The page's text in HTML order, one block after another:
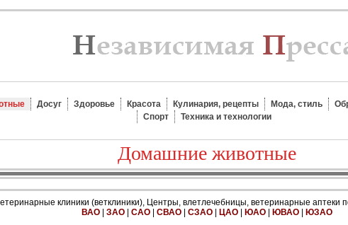
Досуг Здоровье Красота Кулинария, рецепты Мода, стиль
Спорт
Техника и технологии
Домашние животные
клиники (ветклиники), Центры, влетлечебницы, ветеринарные аптеки
ВАО
ЗАО САО СВАО СЗАО ЦАО ЮАО ЮВАО ЮЗАО